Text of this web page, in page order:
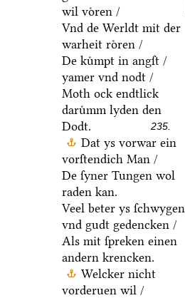
wil voͤren /
Vnd de Werldt mit der
warheit roͤren /
De kuͤmpt in angſt /
yamer vnd nodt /
Moth ock endtlick
daruͤmm lyden den
Dodt.
235.
Dat ys vorwar ein
vorſtendich Man /
De ſyner Tungen wol
raden kan.
Veel beter ys ſchwygen
vnd gudt gedencken /
Als mit ſpreken einen
andern krencken.
Welcker nicht
vorderuen wil /